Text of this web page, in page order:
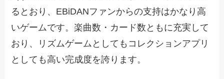
るとおり、EBiDANファンからの支持はかなり高
いゲームです。楽曲数・カード数ともに充実して
おり、リズムゲームとしてもコレクションアプリ
としても高い完成度を誇ります。